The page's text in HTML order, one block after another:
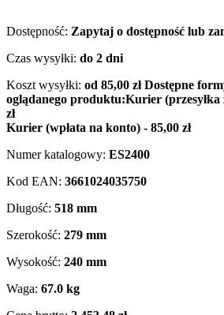
Dostępność: Zapytaj o dostępność lub
Czas wysyłki: do 2 dni
Koszt wysyłki: od 85,00 złDostępne
oglądanego produktu:Kurier (przesyłka
zł
Kurier (wpłata na konto) - 85,00 zł
Numer katalogowy: ES2400
Kod EAN: 3661024035750
Długość: 518 mm
Szerokość: 279 mm
Wysokość: 240 mm
Waga: 67.0 kg